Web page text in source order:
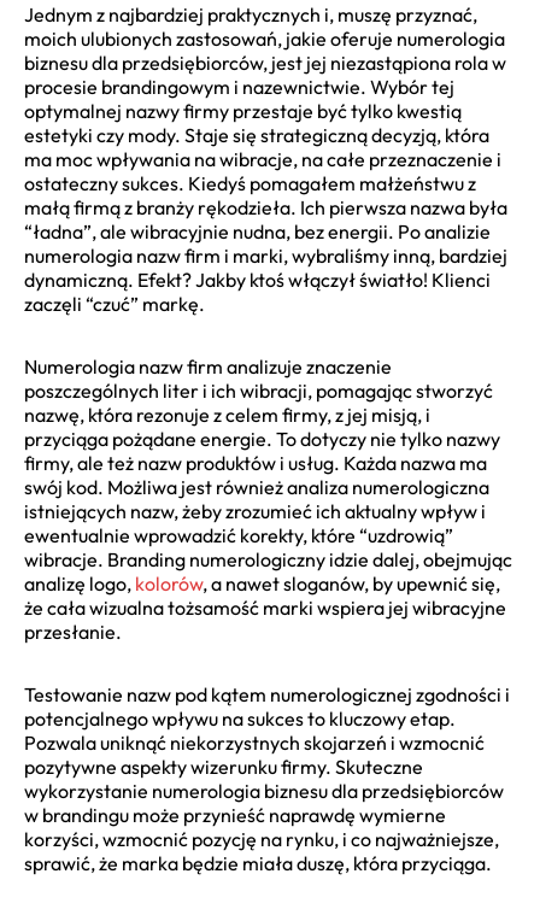
Jednym z najbardziej praktycznych i, muszę przyznać,
moich ulubionych zastosowań, jakie oferuje numerologia
biznesu dla przedsiębiorców, jest jej niezastąpiona rola w
procesie brandingowym i nazewnictwie. Wybór tej
optymalnej nazwy firmy przestaje być tylko kwestią
estetyki czy mody. Staje się strategiczną decyzją, która
ma moc wpływania na wibracje, na całe przeznaczenie i
ostateczny sukces. Kiedyś pomagałem małżeństwu z
małą firmą z branży rękodzieła. Ich pierwsza nazwa była
“ładna”, ale wibracyjnie nudna, bez energii. Po analizie
numerologia nazw firm i marki, wybraliśmy inną, bardziej
dynamiczną. Efekt? Jakby ktoś włączył światło! Klienci
zaczęli “czuć” markę.
Numerologia nazw firm analizuje znaczenie
poszczególnych liter i ich wibracji, pomagając stworzyć
nazwę, która rezonuje z celem firmy, z jej misją, i
przyciąga pożądane energie. To dotyczy nie tylko nazwy
firmy, ale też nazw produktów i usług. Każda nazwa ma
swój kod. Możliwa jest również analiza numerologiczna
istniejących nazw, żeby zrozumieć ich aktualny wpływ i
ewentualnie wprowadzić korekty, które “uzdrowią”
wibracje. Branding numerologiczny idzie dalej, obejmując
analizę logo, kolorów, a nawet sloganów, by upewnić się,
że cała wizualna tożsamość marki wspiera jej wibracyjne
przesłanie.
Testowanie nazw pod kątem numerologicznej zgodności i
potencjalnego wpływu na sukces to kluczowy etap.
Pozwala uniknąć niekorzystnych skojarzeń i wzmocnić
pozytywne aspekty wizerunku firmy. Skuteczne
wykorzystanie numerologia biznesu dla przedsiębiorców
w brandingu może przynieść naprawdę wymierne
korzyści, wzmocnić pozycję na rynku, i co najważniejsze,
sprawić, że marka będzie miała duszę, która przyciąga.